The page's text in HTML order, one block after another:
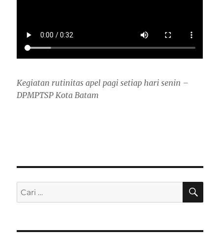
Kegiatan rutinitas apel pagi setiap hari senin –
DPMPTSP Kota Batam
Pencarian
untuk: